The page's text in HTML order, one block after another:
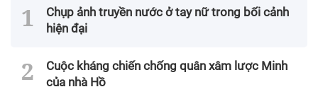
Chụp ảnh truyền nước ở tay nữ trong bối cảnh
hiện đại
Cuộc kháng chiến chống quân xâm lược Minh
của nhà Hồ